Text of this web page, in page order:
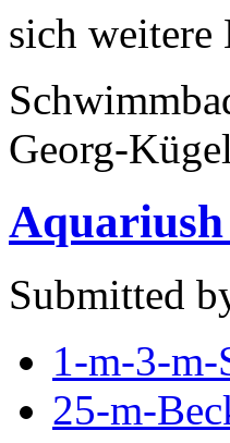
sich
Georg-
Submitted
1-m-3-m-
25-m-